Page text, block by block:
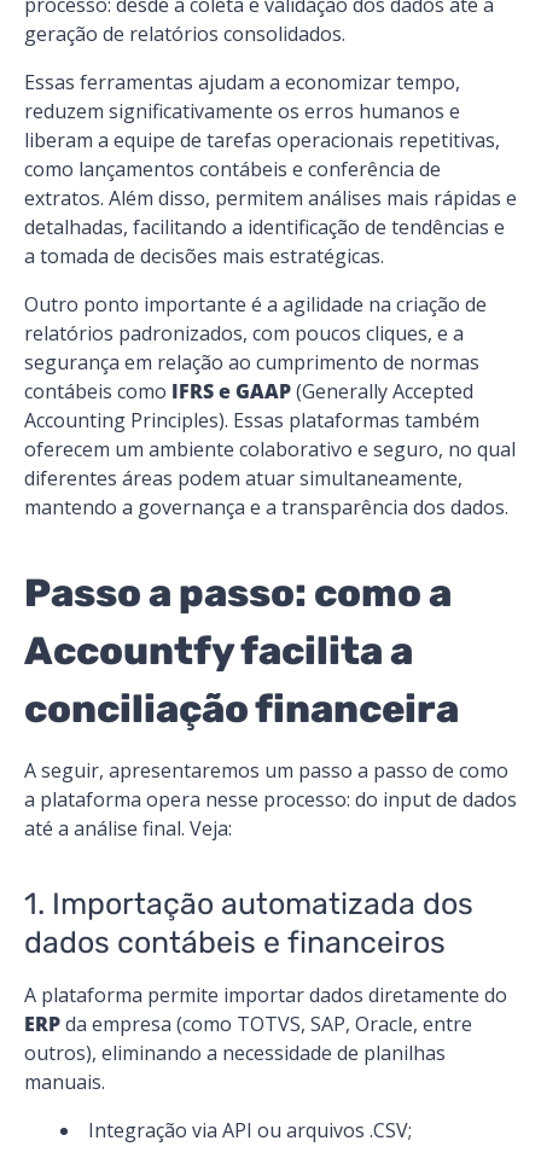
geração de relatórios consolidados.
Essas ferramentas ajudam a economizar tempo,
reduzem significativamente os erros humanos e
liberam a equipe de tarefas operacionais repetitivas,
como lançamentos contábeis e conferência de
extratos. Além disso, permitem análises mais rápidas e
detalhadas, facilitando a identificação de tendências e
a tomada de decisões mais estratégicas.
Outro ponto importante é a agilidade na criação de
relatórios padronizados, com poucos cliques, e a
segurança em relação ao cumprimento de normas
contábeis como IFRS e GAAP(Generally Accepted
Accounting Principles). Essas plataformas também
oferecem um ambiente colaborativo e seguro, no qual
diferentes áreas podem atuar simultaneamente,
mantendo a governança e a transparência dos dados.
Passo a passo: como a
Accountfy facilita a
conciliação financeira
A seguir, apresentaremos um passo a passo de como
a plataforma opera nesse processo: do input de dados
até a análise final. Veja:
1. Importação automatizada dos
dados contábeis e financeiros
A plataforma permite importar dados diretamente do
ERPda empresa (como TOTVS, SAP, Oracle, entre
outros), eliminando a necessidade de planilhas
manuais.
Integração via API ou arquivos .CSV;